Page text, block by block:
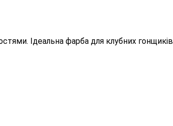
Ідеальна фарба для клубних гонщиків